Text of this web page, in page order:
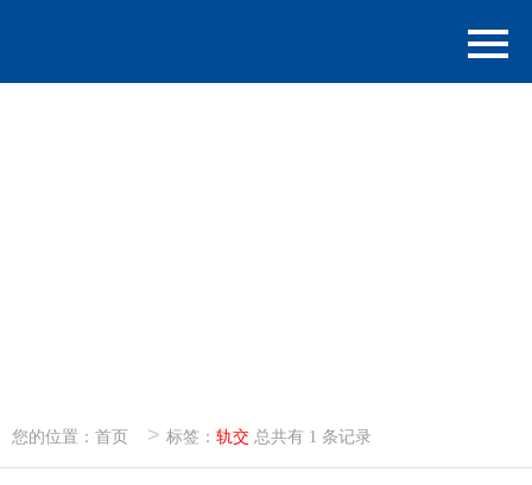
您的位置： 首页 > 标签： 轨交 总共有 1 条记录